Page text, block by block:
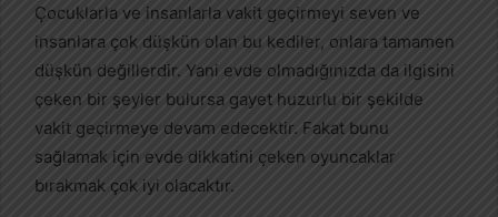
Çocuklarla ve insanlarla vakit geçirmeyi seven ve
insanlara çok düşkün olan bu kediler, onlara tamamen
düşkün değillerdir. Yani evde olmadığınızda da ilgisini
çeken bir şeyler bulursa gayet huzurlu bir şekilde
vakit geçirmeye devam edecektir. Fakat bunu
sağlamak için evde dikkatini çeken oyuncaklar
bırakmak çok iyi olacaktır.